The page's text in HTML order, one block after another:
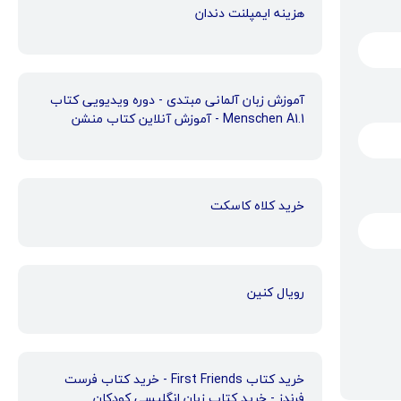
هزینه ایمپلنت دندان
آموزش زبان آلمانی مبتدی - دوره ویدیویی کتاب
Menschen A1.1 - آموزش آنلاین کتاب منشن
خرید کلاه کاسکت
رویال کنین
خرید کتاب First Friends - خرید کتاب فرست